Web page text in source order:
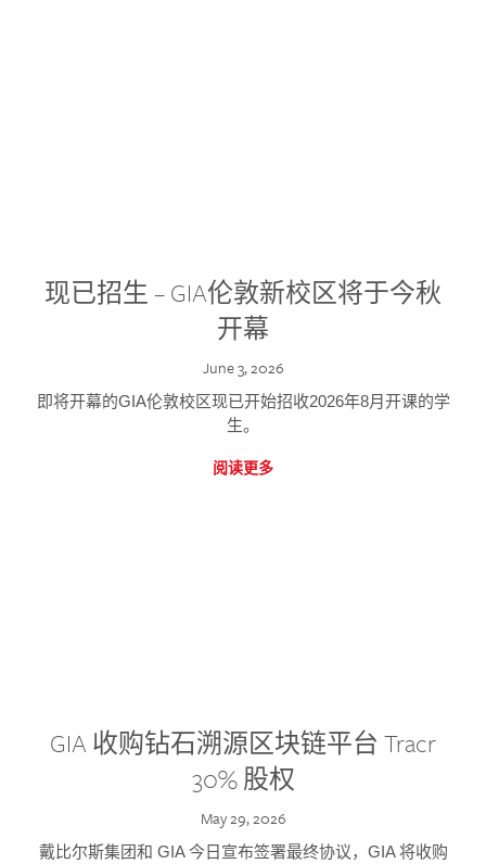
现已招生 – GIA伦敦新校区将于今秋
开幕
June 3, 2026
即将开幕的GIA伦敦校区现已开始招收2026年8月开课的学
生。
阅读更多
GIA 收购钻石溯源区块链平台 Tracr
30% 股权
May 29, 2026
戴比尔斯集团和 GIA 今日宣布签署最终协议，GIA 将收购